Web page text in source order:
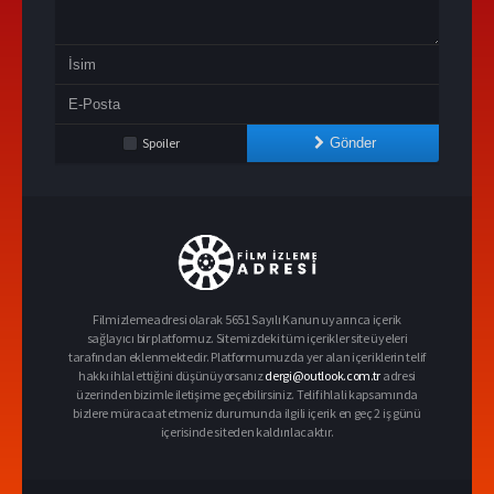
Spoiler Gönder
Filmizlemeadresi olarak 5651 Sayılı Kanun uyarınca içerik
sağlayıcı bir platformuz. Sitemizdeki tüm içerikler site üyeleri
tarafından eklenmektedir. Platformumuzda yer alan içeriklerin telif
hakkı ihlal ettiğini düşünüyorsanızdergi@outlook.com.tr adresi
üzerinden bizimle iletişime geçebilirsiniz. Telif ihlali kapsamında
bizlere müracaat etmeniz durumunda ilgili içerik en geç 2 iş günü
içerisinde siteden kaldırılacaktır.